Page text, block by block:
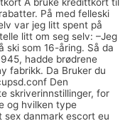
På med felleski
var jeg litt spent på
litt om seg selv: –Jeg
som 16-åring. Så da
hadde brødrene
fabrikk. Da Bruker du
Den
skriverinnstillinger, for
og hvilken type
sex danmark escort eu